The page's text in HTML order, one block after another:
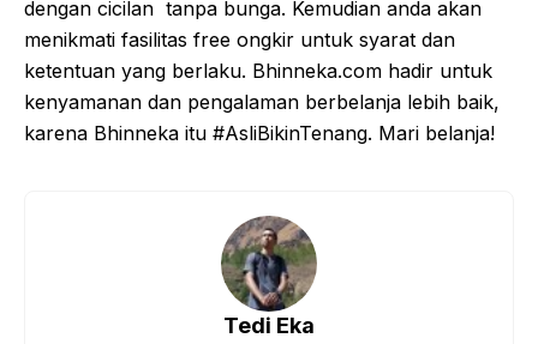
dengan cicilan tanpa bunga. Kemudian anda akan
menikmati fasilitas free ongkir untuk syarat dan
ketentuan yang berlaku. Bhinneka.com hadir untuk
kenyamanan dan pengalaman berbelanja lebih baik,
karena Bhinneka itu #AsliBikinTenang. Mari belanja!
Tedi Eka